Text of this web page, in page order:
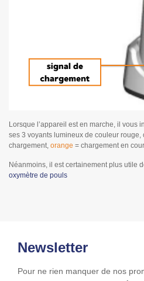
Lorsque l’appareil est en marche, il vous
ses 3 voyants lumineux de couleur rouge,
chargement, orange = chargement en
Néanmoins, il est certainement plus utile
oxymètre de pouls
Newsletter
Pour ne rien manquer de nos